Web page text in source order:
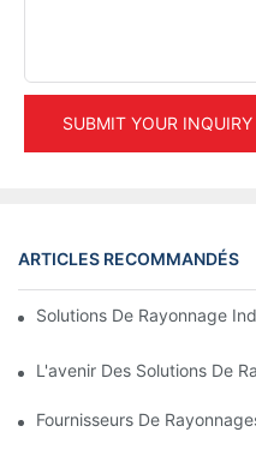
SUBMIT YOUR INQUIRY
ARTICLES RECOMMANDÉS
Solutions De Rayonnage
L'avenir Des Solutions De
Fournisseurs De